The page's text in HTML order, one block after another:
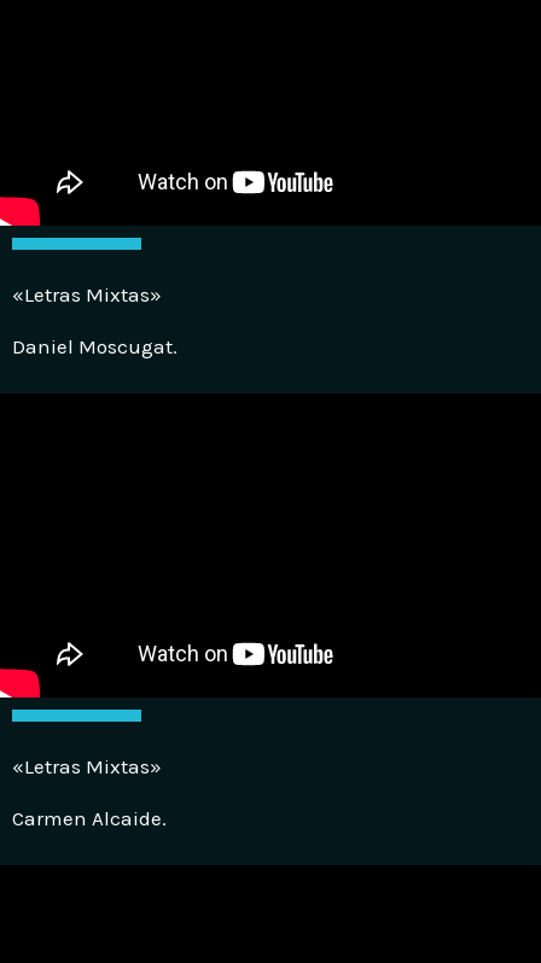
«Letras Mixtas»
Daniel Moscugat.
«Letras Mixtas»
Carmen Alcaide.